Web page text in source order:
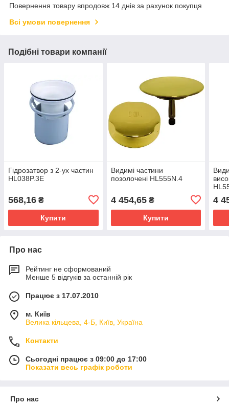
Повернення товару впродовж 14 днів за рахунок покупця
Всі умови повернення
Подібні товари компанії
Гідрозатвор з 2-ух частин
HL038P.3E
568,16 ₴
Купити
Видимі частини
позолочені HL555N.4
4 454,65₴
Купити
4
Про нас
Рейтинг не сформований
Менше 5 відгуків за останній рік
Працює з 17.07.2010
м. Київ
Велика кільцева, 4-Б, Київ, Україна
Контакти
Сьогодні працює з 09:00 до 17:00
Показати весь графік роботи
Про нас